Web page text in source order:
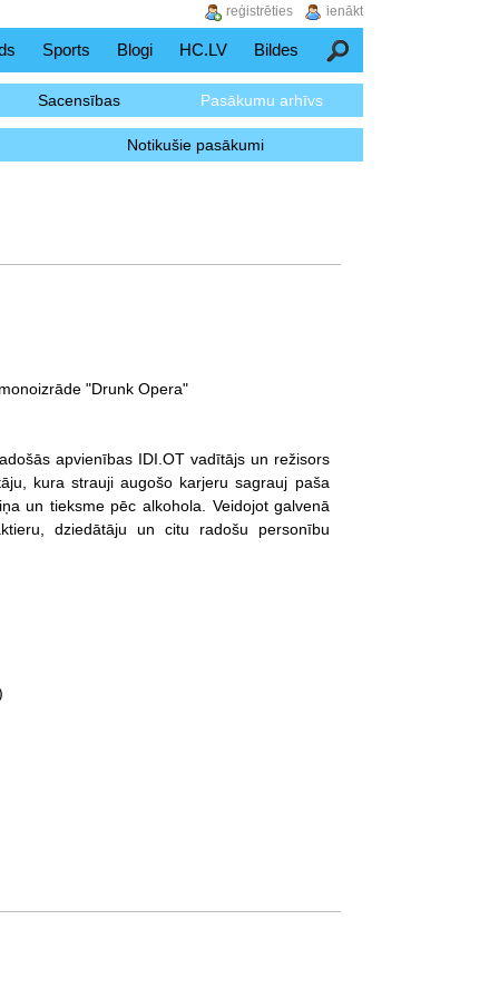
Sports Blogi HC.LV Bildes Meklēšana
Sacensības Pasākumu arhīvs
Notikušie pasākumi
"Drunk Opera"
apvienības IDI.OT vadītājs un režisors
kura strauji augošo karjeru sagrauj paša
pēc alkohola. Veidojot galvenā
dziedātāju un citu radošu personību
ienākt
reģistrēties